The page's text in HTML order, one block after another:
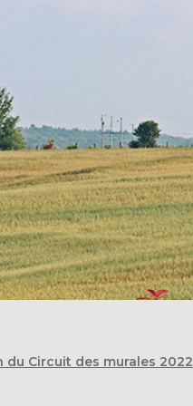
du Circuit des murales 2022